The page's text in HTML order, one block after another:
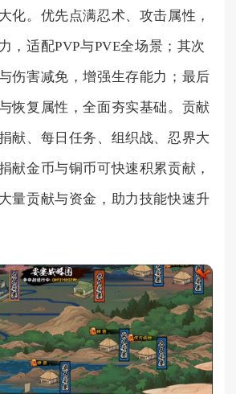
化。优先点满忍术、攻击属性，
，适配PVP与PVE全场景；其次
伤害减免，增强生存能力；最后
恢复属性，全面夯实基础。贡献
献、每日任务、组织战、忍界大
献金币与铜币可快速积累贡献，
量贡献与资金，助力技能快速升